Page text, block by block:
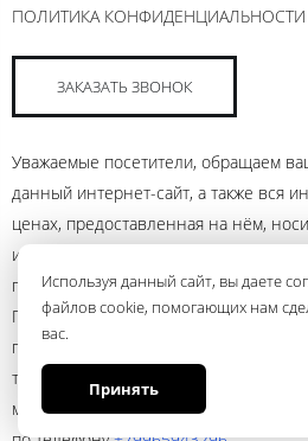
Используя данный сайт, вы даете
файлов cookie, помогающих нам
вас.
Принять
ПОЛИТИКА КОНФИДЕНЦИАЛЬНОСТИ
ЗАКАЗАТЬ ЗВОНОК
Уважаемые посетители, обращаем
данный интернет-сайт, а также вся
ценах, предоставленная на нём,
информационный характер и ни при
публичной офертой, определяемой
Гражданского кодекса Российской
подробной информации о наличии и
товаров и (или) услуг, пожалуйста,
магазина с помощью электронной